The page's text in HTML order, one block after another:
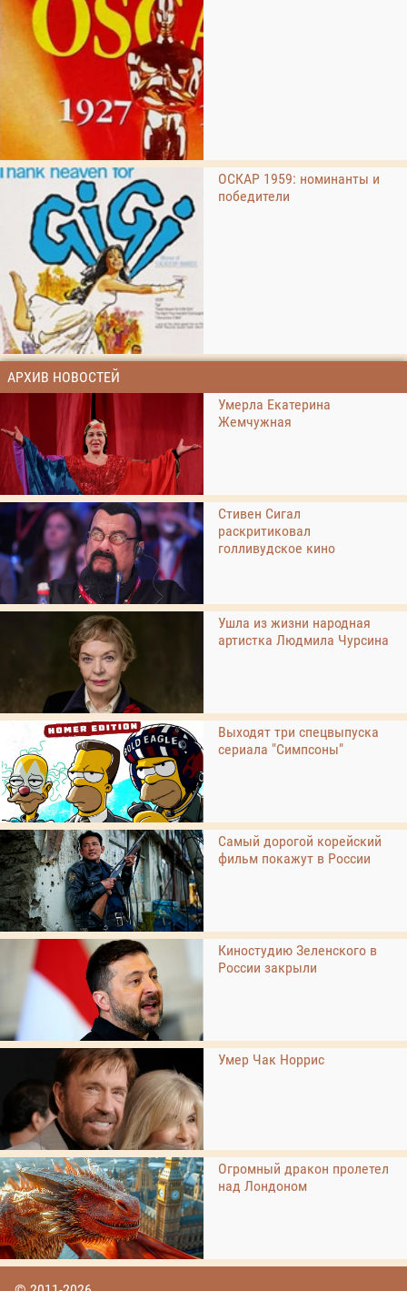
ОСКАР 1959: номинанты и
победители
АРХИВ НОВОСТЕЙ
Умерла Екатерина
Жемчужная
Стивен Сигал
раскритиковал
голливудское кино
Ушла из жизни народная
артистка Людмила Чурсина
Выходят три спецвыпуска
сериала "Симпсоны"
Самый дорогой корейский
фильм покажут в России
Киностудию Зеленского в
России закрыли
Умер Чак Норрис
Огромный дракон пролетел
над Лондоном